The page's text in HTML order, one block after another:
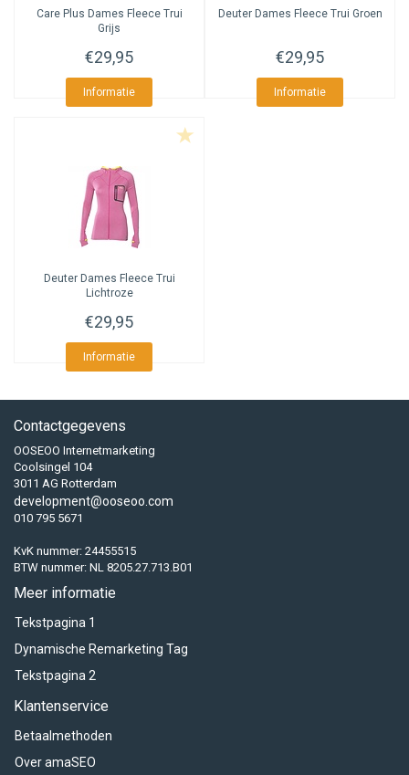
Care Plus Dames Fleece Trui
Grijs
€29,95
Informatie
DeuterDames Fleece Trui Groen
€29,95
Informatie
DeuterDames Fleece Trui
Lichtroze
€29,95
Informatie
Contactgegevens
OOSEOO Internetmarketing
Coolsingel 104
3011 AG Rotterdam
development@ooseoo.com
010 795 5671
KvK nummer: 24455515
BTW nummer: NL 8205.27.713.B01
Meer informatie
Tekstpagina 1
Dynamische Remarketing Tag
Tekstpagina 2
Klantenservice
Betaalmethoden
Over amaSEO